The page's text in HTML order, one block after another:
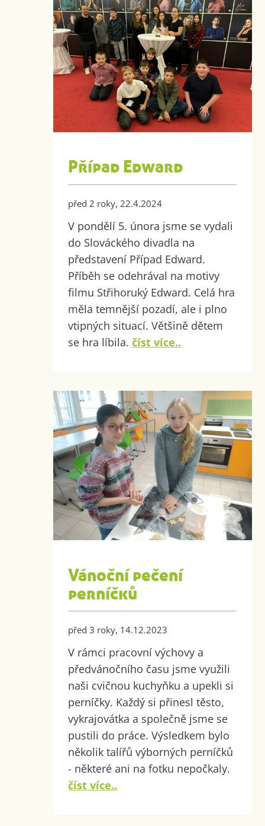
Případ Edward
před 2 roky, 22.4.2024
V pondělí 5. února jsme se vydali
do Slováckého divadla na
představení Případ Edward.
Příběh se odehrával na motivy
filmu Střihoruký Edward. Celá hra
měla temnější pozadí, ale i plno
vtipných situací. Většině dětem
se hra líbila.číst více..
Vánoční pečení
perníčků
před 3 roky, 14.12.2023
V rámci pracovní výchovy a
předvánočního času jsme využili
naši cvičnou kuchyňku a upekli si
perníčky. Každý si přinesl těsto,
vykrajovátka a společně jsme se
pustili do práce. Výsledkem bylo
několik talířů výborných perníčků
- některé ani na fotku nepočkaly.
číst více..